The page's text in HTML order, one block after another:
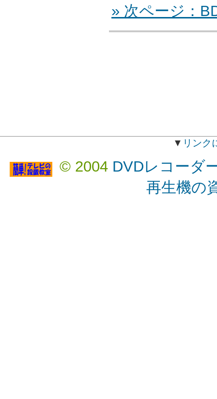
» 次ページ：
▼ リンク
© 2004 DVDレコーダ
再生機の